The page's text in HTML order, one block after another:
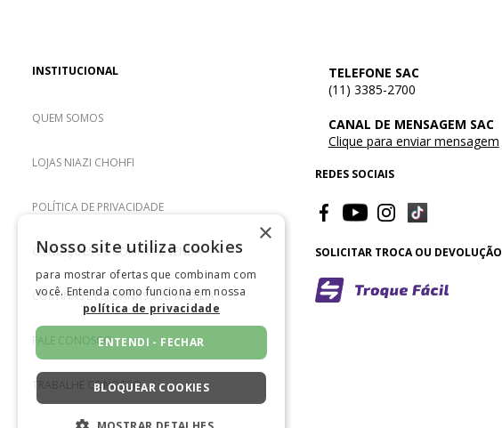
INSTITUCIONAL
QUEM SOMOS
LOJAS NIAZI CHOHFI
POLÍTICA DE PRIVACIDADE
CONDIÇÕES DE COMPRA E VENDA
CORTINAS E PERSIANAS SOB MEDIDA
FALE CONOSCO
TRABALHE CONOSCO
TELEFONE SAC
(11) 3385-2700
CANAL DE MENSAGEM SAC
Clique para enviar mensagem
REDES SOCIAIS
SOLICITAR TROCA OU DEVOLUÇÃO
×
Nosso site utiliza cookies
para mostrar ofertas que combinam com
você. Entenda como funciona em nossa
política de privacidade
ENTENDI - FECHAR
BLOQUEAR COOKIES